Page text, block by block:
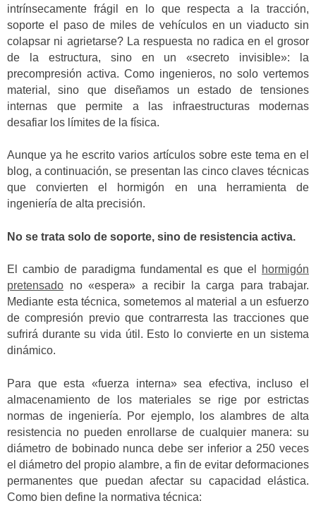
intrínsecamente frágil en lo que respecta a la tracción,
soporte el paso de miles de vehículos en un viaducto sin
colapsar ni agrietarse? La respuesta no radica en el grosor
de la estructura, sino en un «secreto invisible»: la
precompresión activa. Como ingenieros, no solo vertemos
material, sino que diseñamos un estado de tensiones
internas que permite a las infraestructuras modernas
desafiar los límites de la física.
Aunque ya he escrito varios artículos sobre este tema en el
blog, a continuación, se presentan las cinco claves técnicas
que convierten el hormigón en una herramienta de
ingeniería de alta precisión.
No se trata solo de soporte, sino de resistencia activa.
El cambio de paradigma fundamental es que el
hormigón
pretensado no «espera» a recibir la carga para trabajar.
Mediante esta técnica, sometemos al material a un esfuerzo
de compresión previo que contrarresta las tracciones que
sufrirá durante su vida útil. Esto lo convierte en un sistema
dinámico.
Para que esta «fuerza interna» sea efectiva, incluso el
almacenamiento de los materiales se rige por estrictas
normas de ingeniería. Por ejemplo, los alambres de alta
resistencia no pueden enrollarse de cualquier manera: su
diámetro de bobinado nunca debe ser inferior a 250 veces
el diámetro del propio alambre, a fin de evitar deformaciones
permanentes que puedan afectar su capacidad elástica.
Como bien define la normativa técnica: